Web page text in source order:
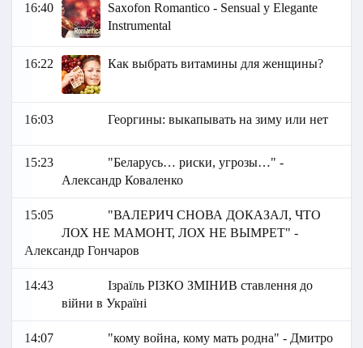
16:40
Saxofon Romantico - Sensual y Elegante
Instrumental
16:22 Как выбрать витамины для женщины?
16:03 Георгины: выкапывать на зиму или нет
15:23
"Беларусь… риски, угрозы…" -
Александр Коваленко
15:05
"ВАЛЕРИЧ СНОВА ДОКАЗАЛ, ЧТО
ЛОХ НЕ МАМОНТ, ЛОХ НЕ ВЫМРЕТ" -
Александр Гончаров
14:43
Ізраїль РІЗКО ЗМІНИВ ставлення до
війни в Україні
14:07
"кому война, кому мать родна" - Дмитро